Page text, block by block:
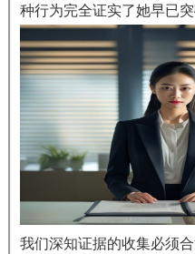
种行为完全证实了她早已突
我们深知证据的收集必须